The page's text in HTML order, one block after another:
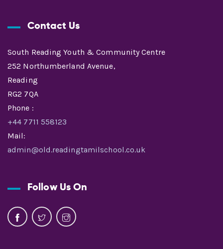
Contact Us
South Reading Youth & Community Centre
252 Northumberland Avenue,
Reading
RG2 7QA
Phone :
+44 7711 558123
Mail:
admin@old.readingtamilschool.co.uk
Follow Us On